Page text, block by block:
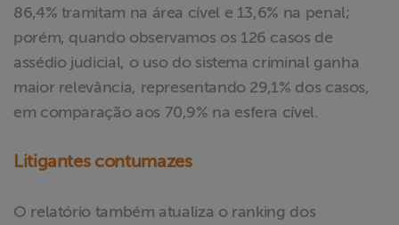
86,4% tramitam na área cível e 13,6% na penal;
porém, quando observamos os 126 casos de
assédio judicial, o uso do sistema criminal ganha
maior relevância, representando 29,1% dos casos,
em comparação aos 70,9% na esfera cível.
Litigantes contumazes
O relatório também atualiza o ranking dos